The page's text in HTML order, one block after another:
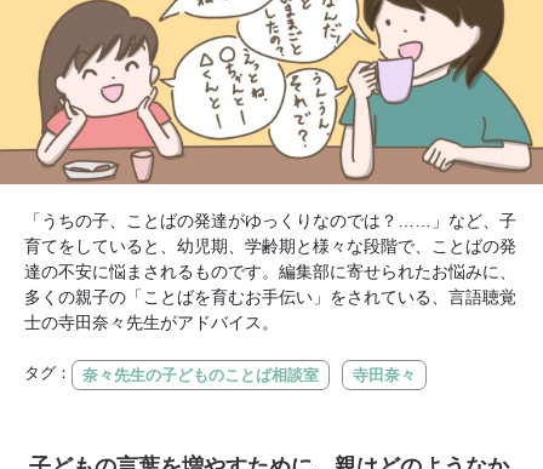
「うちの子、ことばの発達がゆっくりなのでは？……」など、子
育てをしていると、幼児期、学齢期と様々な段階で、ことばの発
達の不安に悩まされるものです。編集部に寄せられたお悩みに、
多くの親子の「ことばを育むお手伝い」をされている、言語聴覚
士の寺田奈々先生がアドバイス。
タグ： 奈々先生の子どものことば相談室 寺田奈々